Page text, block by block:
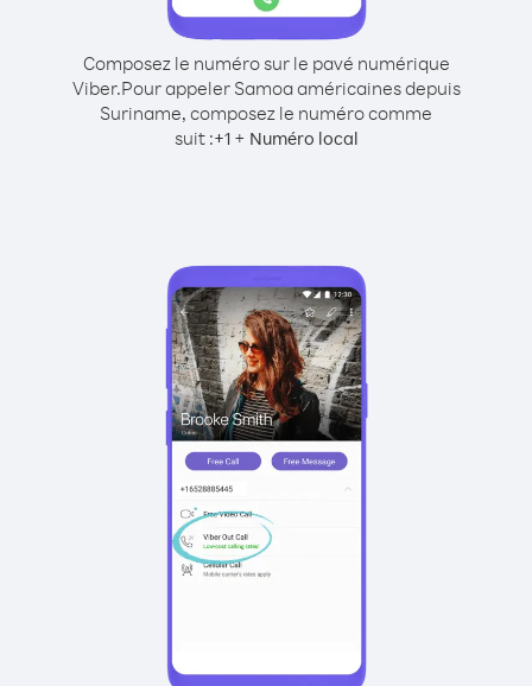
Composez le numéro sur le pavé numérique
Viber.Pour appeler Samoa américaines depuis
Suriname, composez le numéro comme
suit :+1+ Numéro local